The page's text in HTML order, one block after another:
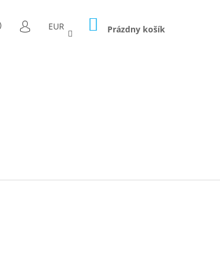
HĽADAŤ
PRIHLÁSENIE
EUR NÁKUPNÝ
KOŠÍK
Prázdny košík